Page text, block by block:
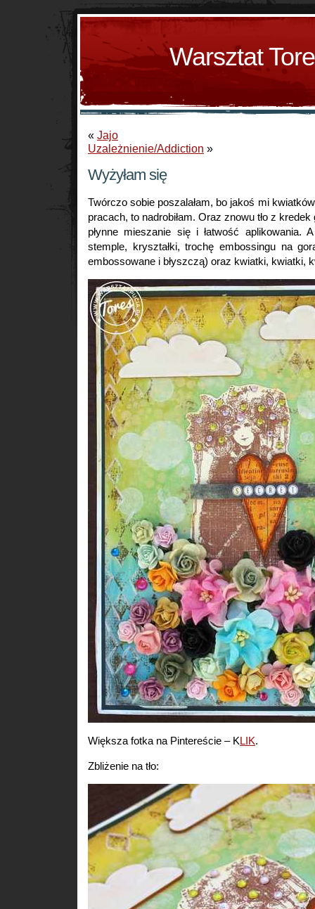
Warsztat
« Jajo
Uzależnienie/Addiction »
Wyżyłam się
Twórczo sobie poszalałam, bo jakoś mi
pracach, to nadrobiłam. Oraz znowu tło z
płynne mieszanie się i łatwość aplikowania.
stemple, kryształki, trochę embossingu na
embossowane i błyszczą) oraz kwiatki, kwiatki,
Większa fotka na Pintereście – KLIK.
Zbliżenie na tło: